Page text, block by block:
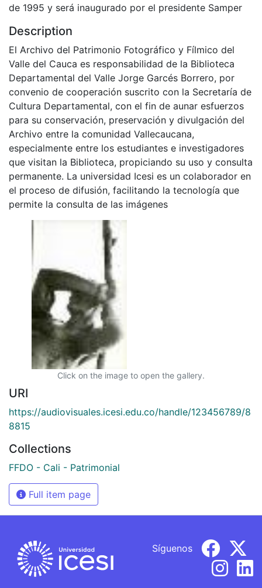
de 1995 y será inaugurado por el presidente Samper
Description
El Archivo del Patrimonio Fotográfico y Fílmico del
Valle del Cauca es responsabilidad de la Biblioteca
Departamental del Valle Jorge Garcés Borrero, por
convenio de cooperación suscrito con la Secretaría de
Cultura Departamental, con el fin de aunar esfuerzos
para su conservación, preservación y divulgación del
Archivo entre la comunidad Vallecaucana,
especialmente entre los estudiantes e investigadores
que visitan la Biblioteca, propiciando su uso y consulta
permanente. La universidad Icesi es un colaborador en
el proceso de difusión, facilitando la tecnología que
permite la consulta de las imágenes
Click on the image to open the gallery.
URI
https://audiovisuales.icesi.edu.co/handle/123456789/8
8815
Collections
FFDO - Cali - Patrimonial
Full item page
Síguenos